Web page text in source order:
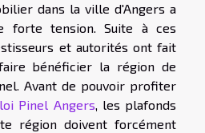
dans la ville d'Angers a
forte tension. Suite à ces
et autorités ont fait
bénéficier la région de
Avant de pouvoir profiter
loi Pinel Angers, les plafonds
région doivent forcément